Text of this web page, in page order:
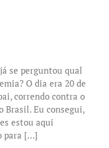
se perguntou qual
O dia era 20 de
correndo contra o
Brasil. Eu consegui,
estou aqui
para […]